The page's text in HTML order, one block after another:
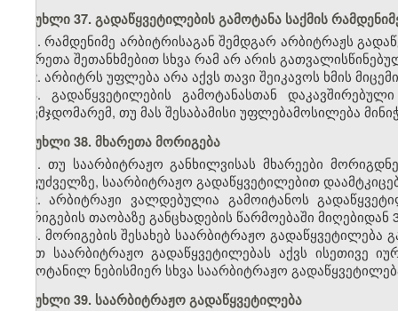
მუხლი 37. გადაწყვეტილების გამოტანა საქმის
1. რამდენიმე არბიტრისაგან შემდგარ არბიტრაჟს
მხარეთა შეთანხმებით სხვა რამ არ არის
2. არბიტრს უფლება არა აქვს თავი შეიკავოს ხმის
3. გადაწყვეტილების გამოტანასთან
თავმჯდომარემ, თუ მას შესაბამისი უფლებამოსილება
მუხლი 38. მხარეთა მორიგება
1. თუ საარბიტრაჟო განხილვისას მხარეები
საფუძველზე, საარბიტრაჟო გადაწყვეტილებით
2. არბიტრაჟი ვალდებულია გამოიტანოს
მორიგების თაობაზე განცხადების წარმოებაში მიღებიდან
3. მორიგების შესახებ საარბიტრაჟო
ასეთ საარბიტრაჟო გადაწყვეტილებას აქვს
გამოტანილ ნებისმიერ სხვა საარბიტრაჟო
მუხლი 39. საარბიტრაჟო გადაწყვეტილება